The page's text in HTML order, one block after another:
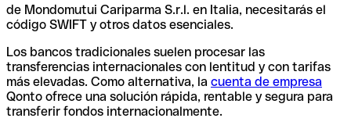
de Mondomutui Cariparma S.r.l. en Italia, necesitarás el
código SWIFT y otros datos esenciales.
Los bancos tradicionales suelen procesar las
transferencias internacionales con lentitud y con tarifas
más elevadas. Como alternativa, la cuenta de empresa
Qonto ofrece una solución rápida, rentable y segura para
transferir fondos internacionalmente.